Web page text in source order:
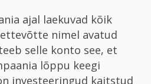
ajal laekuvad kõik
nimel avatud
selle konto see, et
lõppu keegi
investeeringud kaitstud